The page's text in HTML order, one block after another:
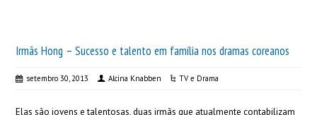
Irmãs Hong – Sucesso e talento em família nos dramas coreanos
setembro 30, 2013 Alcina Knabben TV e Drama
Elas são jovens e talentosas, duas irmãs que atualmente contabilizam